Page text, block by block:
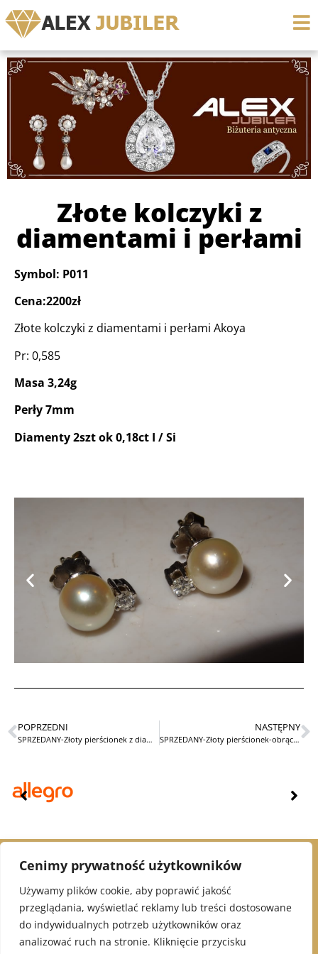
Cenimy prywatność użytkowników
Używamy plików cookie, aby poprawić jakość
przeglądania, wyświetlać reklamy lub treści dostosowane
do indywidualnych potrzeb użytkowników oraz
analizować ruch na stronie. Kliknięcie przycisku
Złote kolczyki z
diamentami i perłami
Symbol: P011
Cena:2200zł
Złote kolczyki z diamentami i perłami Akoya
Pr: 0,585
Masa 3,24g
Perły 7mm
Diamenty 2szt ok 0,18ct I / Si
POPRZEDNI
SPRZEDANY-Złoty pierścionek z diamentami Art Deco
NASTĘPNY
SPRZEDANY-Złoty pierścionek-obrączka z diamentami
© 2021 Alex Jubiler
INFORMACJE: